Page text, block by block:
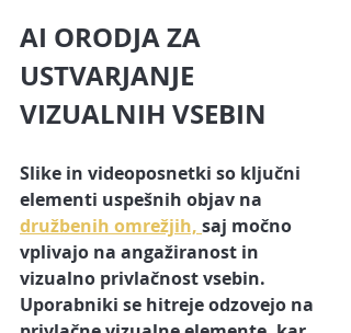
AI ORODJA ZA
USTVARJANJE
VIZUALNIH VSEBIN
Slike in videoposnetki so ključni
elementi uspešnih objav na
družbenih omrežjih, saj močno
vplivajo na angažiranost in
vizualno privlačnost vsebin.
Uporabniki se hitreje odzovejo na